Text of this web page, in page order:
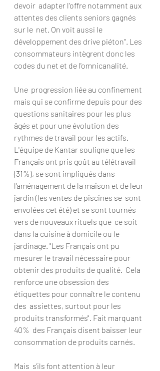
devoir  adapter l’offre notamment aux
attentes des clients seniors gagnés
sur le  net. On voit aussi le
développement des drive piéton". Les
consommateurs intègrent donc les
codes du net et de l'omnicanalité.
Une  progression liée au confinement
mais qui se confirme depuis pour des
questions sanitaires pour les plus
âgés et pour une évolution des
rythmes de travail pour les actifs.
L'équipe de Kantar souligne que les
Français ont pris goût au télétravail
(31%), se sont impliqués dans
l’aménagement de la maison et de leur
jardin (les ventes de piscines se  sont
envolées cet été) et se sont tournés
vers de nouveaux rituels que  ce soit
dans la cuisine à domicile ou le
jardinage. "Les Français ont pu
mesurer le travail nécessaire pour
obtenir des produits de qualité.  Cela
renforce une obsession des
étiquettes pour connaître le contenu
des  assiettes, surtout pour les
produits transformés". Fait marquant
40%  des Français disent baisser leur
consommation de produits carnés.
Mais  s'ils font attention à leur